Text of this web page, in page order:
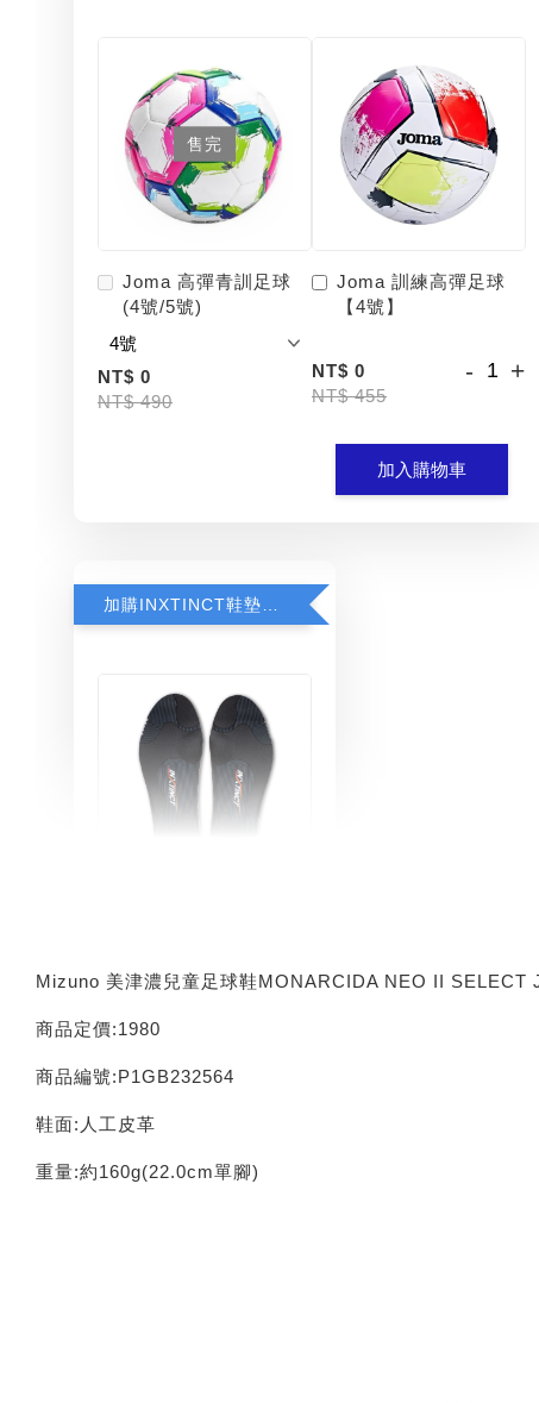
售完
Joma 高彈青訓足球
(4號/5號)
NT$ 0
NT$ 490
Joma 訓練高彈足球
【4號】
NT$ 0
NT$ 455
- +
加入購物車
NT$ 616
- +
加入購物車
Mizuno 美津濃兒童足球鞋MONARCIDA NEO II SELECT
商品定價:1980
商品編號:P1GB232564
鞋面:人工皮革
重量:約160g(22.0cm單腳)